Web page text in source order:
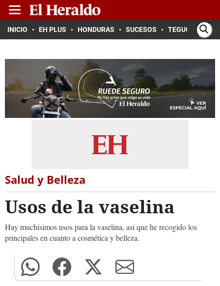
INICIO EH PLUS HONDURAS SUCESOS TEGUCIGALPA
Salud y Belleza
Usos de la vaselina
Hay muchísimos usos para la vaselina, así que he recogido los
principales en cuanto a cosmética y belleza.